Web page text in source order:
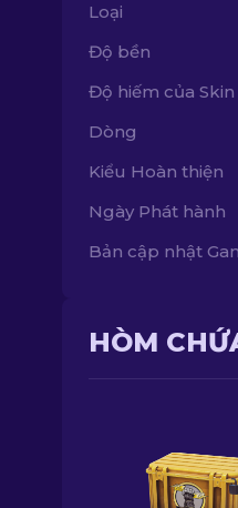
Loại
Độ bền
Độ hiếm của Skin
Dòng
Kiểu Hoàn thiện
Ngày Phát hành
Bản cập nhật
HÒM